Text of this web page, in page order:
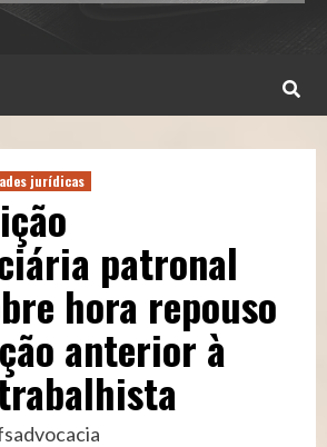
jurídicas
patronal
hora repouso
anterior à